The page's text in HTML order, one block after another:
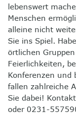
lebenswert
Menschen
alleine nicht
Sie ins Spiel.
örtlichen
Feierlichkeiten,
Konferenzen und
fallen zahlreiche
Sie dabei!
oder 0231-